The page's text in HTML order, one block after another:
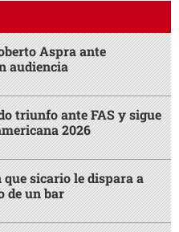
Aspra ante
audiencia
triunfo ante FAS y sigue
2026
sicario le dispara a
de un bar